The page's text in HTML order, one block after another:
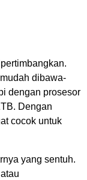
dibawa-
dengan prosesor
Dengan
cocok untuk
yang sentuh.